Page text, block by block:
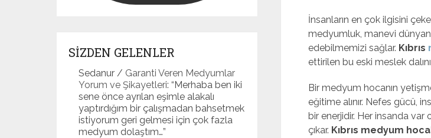
İnsanların en çok ilgisini
medyumluk, manevi
edebilmemizi sağlar. Kıbrıs
ettirilen bu eski meslek
Bir medyum hocanın
eğitime alınır. Nefes gücü,
bir enerjidir. Her insanda var
çıkar. Kıbrıs medyum
SİZDEN GELENLER
Sedanur / Garanti Veren Medyumlar
Yorum ve Şikayetleri: “Merhaba ben iki
sene önce ayrılan eşimle alakalı
yaptırdığım bir çalışmadan bahsetmek
istiyorum geri gelmesi için çok fazla
medyum dolaştım…”